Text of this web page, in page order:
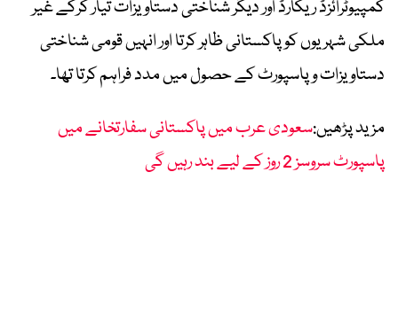
کمپیوٹرائزڈ ریکارڈ اور دیگر شناختی دستاویزات تیار کرکے غیر
ملکی شہریوں کو پاکستانی ظاہر کرتا اور انہیں قومی شناختی
دستاویزات و پاسپورٹ کے حصول میں مدد فراہم کرتا تھا۔
مزید پڑھیں:سعودی عرب میں پاکستانی سفارتخانے میں
پاسپورٹ سروسز 2 روز کے لیے بند رہیں گی